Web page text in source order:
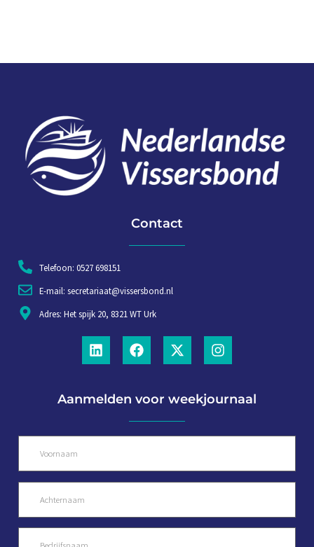
Contact
Telefoon: 0527 698151
E-mail: secretariaat@vissersbond.nl
Adres: Het spijk 20, 8321 WT Urk
Aanmelden voor weekjournaal